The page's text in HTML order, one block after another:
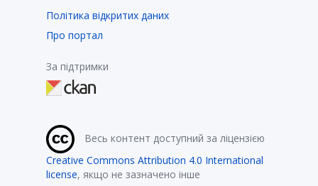
Політика відкритих даних
Про портал
За підтримки
Весь контент доступний за ліцензією
Creative Commons Attribution 4.0 International
license, якщо не зазначено інше